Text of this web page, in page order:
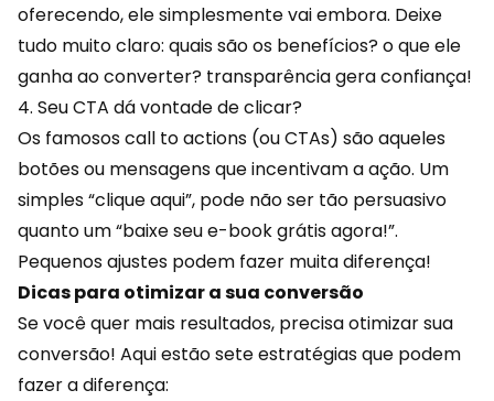
oferecendo, ele simplesmente vai embora. Deixe
tudo muito claro: quais são os benefícios? o que ele
ganha ao converter? transparência gera confiança!
4. Seu CTA dá vontade de clicar?
Os famosos call to actions (ou CTAs) são aqueles
botões ou mensagens que incentivam a ação. Um
simples “clique aqui”, pode não ser tão persuasivo
quanto um “baixe seu e-book grátis agora!”.
Pequenos ajustes podem fazer muita diferença!
Dicas para otimizar a sua conversão
Se você quer mais resultados, precisa otimizar sua
conversão! Aqui estão sete estratégias que podem
fazer a diferença: